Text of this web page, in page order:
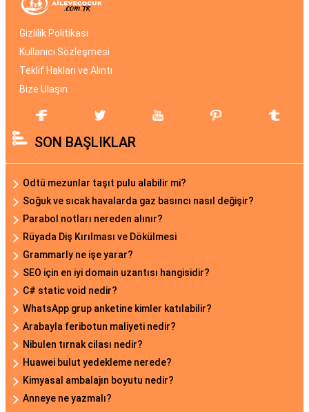
Gizlilik Politikası
Kullanıcı Sözleşmesi
Teklif Hakları ve Alıntı
Bize Ulaşın
SON BAŞLIKLAR
Odtü mezunlar taşıt pulu alabilir mi?
Soğuk ve sıcak havalarda gaz basıncı nasıl değişir?
Parabol notları nereden alınır?
Rüyada Diş Kırılması ve Dökülmesi
Grammarly ne işe yarar?
SEO için en iyi domain uzantısı hangisidir?
C# static void nedir?
WhatsApp grup anketine kimler katılabilir?
Arabayla feribotun maliyeti nedir?
Nibulen tırnak cilası nedir?
Huawei bulut yedekleme nerede?
Kimyasal ambalajın boyutu nedir?
Anneye ne yazmalı?